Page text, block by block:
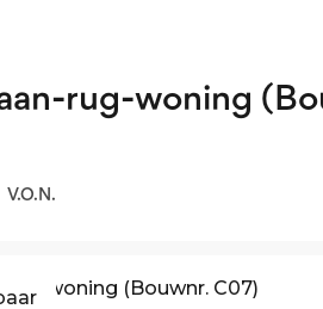
rug-woning
V.O.N.